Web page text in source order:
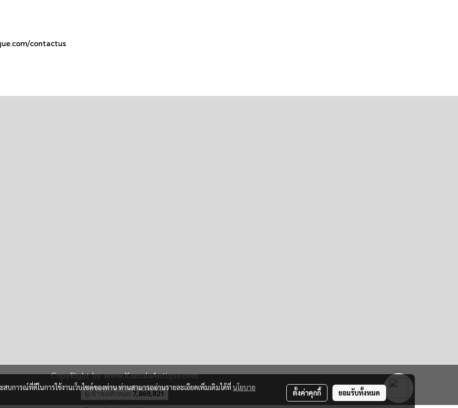
contactus
CopyRight by www.KamalaAntique.com
ผู้เข้าชมวันนี้ 1,402
บการณ์ที่ดีในการใช้งานเว็บไซต์ของท่าน ท่านสามารถอ่านรายละเอียดเพิ่มเติมได้ที่นโยบาย
ตั้งค่าคุกกี้ ยอมรับทั้งหมด